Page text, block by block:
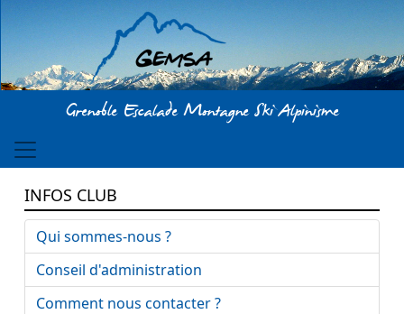
Aller au contenu principal
Grenoble Escalade Montagne Ski Alpinisme
INFOS CLUB
Qui sommes-nous ?
Conseil d'administration
Comment nous contacter ?